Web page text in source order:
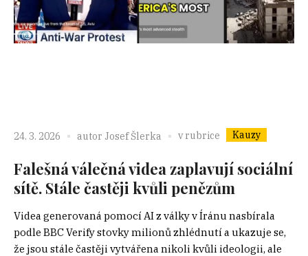
24. 3. 2026 autor Josef Šlerka v rubrice Kauzy
Falešná válečná videa zaplavují sociální
sítě. Stále častěji kvůli penězům
Videa generovaná pomocí AI z války v Íránu nasbírala
podle BBC Verify stovky milionů zhlédnutí a ukazuje se,
že jsou stále častěji vytvářena nikoli kvůli ideologii, ale